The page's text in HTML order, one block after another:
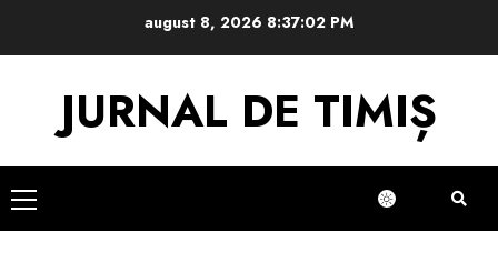
august 8, 2026 8:37:02 PM
JURNAL DE TIMIȘ
Primary
Menu